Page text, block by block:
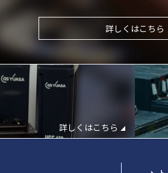
詳しくはこちら
詳しくはこちら